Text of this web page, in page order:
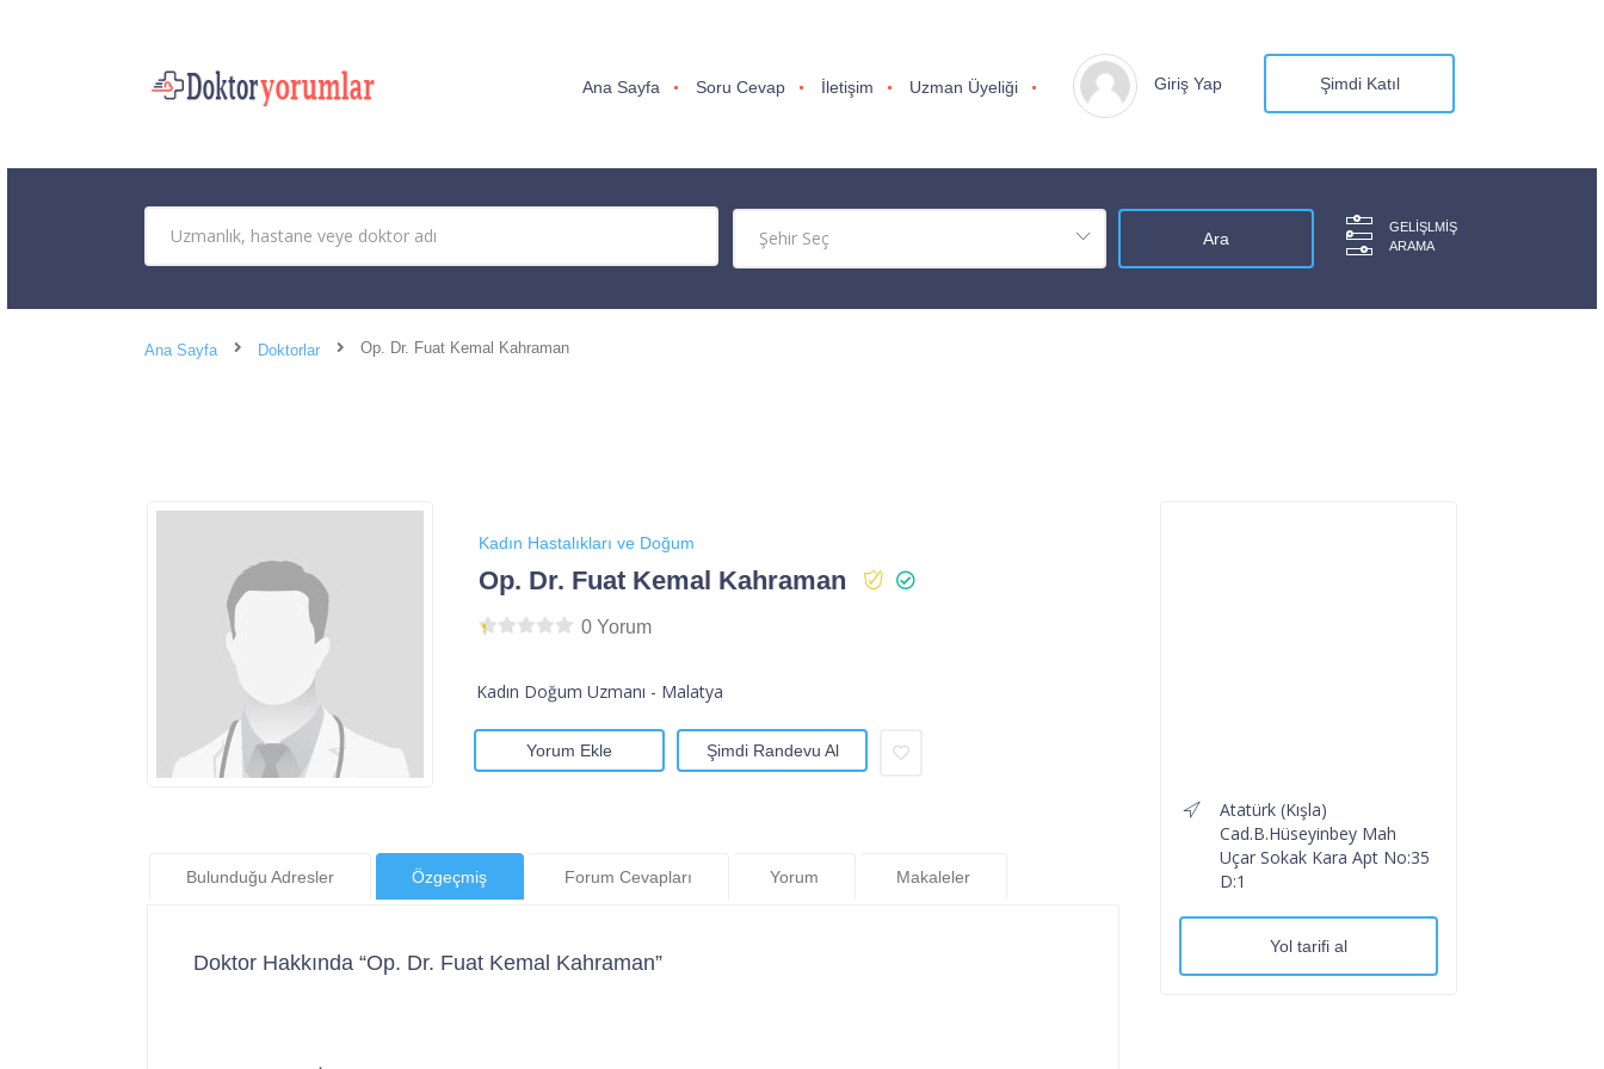
Ana Sayfa Soru Cevap İletişim Uzman Üyeliği Giriş Yap Şimdi Katıl
GELIŞLMIŞ
ARAMA
Ana Sayfa Doktorlar Op. Dr. Fuat Kemal Kahraman
Kadın Hastalıkları ve Doğum
Op. Dr. Fuat Kemal Kahraman
0 Yorum
Kadın Doğum Uzmanı - Malatya
Yorum Ekle Şimdi Randevu Al
Bulunduğu Adresler Özgeçmiş Forum Cevapları Yorum Makaleler
Doktor Hakkında “Op. Dr. Fuat Kemal Kahraman”
Atatürk (Kışla)
Cad.B.Hüseyinbey Mah
Uçar Sokak Kara Apt No:35
D:1
Yol tarifi al